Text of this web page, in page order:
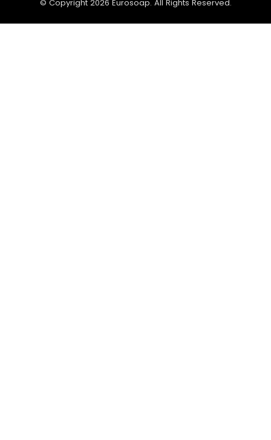
© Copyright 2026 Eurosoap. All Rights Reserved.